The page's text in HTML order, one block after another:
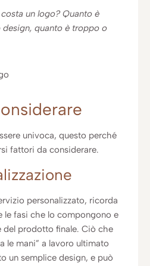
un logo? Quanto è
quanto è troppo o
univoca, questo perché
fattori da considerare.
personalizzato, ricorda
le fasi che lo compongono e
del prodotto finale. Ciò che
le mani” a lavoro ultimato
un semplice design, e può